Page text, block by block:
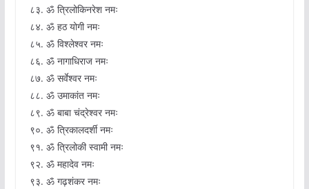
८३. ॐ त्रिलोकिनरेश नमः
८४. ॐ हठ योगी नमः
८५. ॐ विश्लेश्वर नमः
८६. ॐ नागाधिराज नमः
८७. ॐ सर्वेश्वर नमः
८८. ॐ उमाकांत नमः
८९. ॐ बाबा चंद्रेश्वर नमः
९०. ॐ त्रिकालदर्शी नमः
९१. ॐ त्रिलोकी स्वामी नमः
९२. ॐ महादेव नमः
९३. ॐ गढ़शंकर नमः